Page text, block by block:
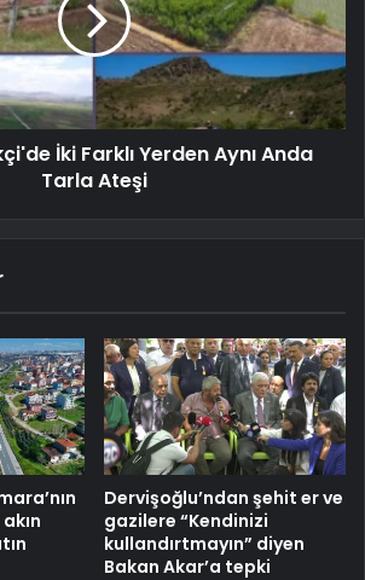
İki Farklı Yerden Aynı Anda
Tarla Ateşi
Dervişoğlu’ndan şehit er ve
gazilere “Kendinizi
kullandırtmayın” diyen
Bakan Akar’a tepki